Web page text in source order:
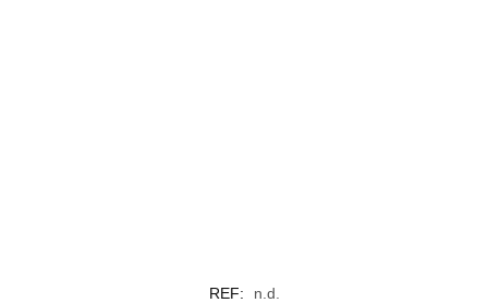
REF:
n.d.